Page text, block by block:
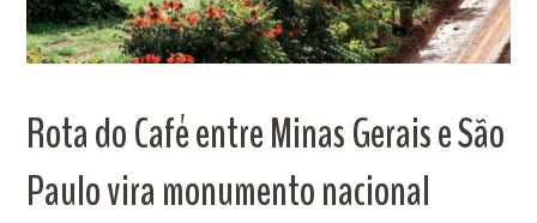
Rota do Café entre Minas Gerais e São
Paulo vira monumento nacional